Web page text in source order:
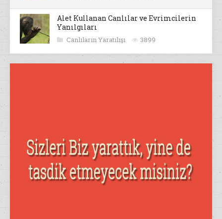
Alet Kullanan Canlılar ve Evrimcilerin
Yanılgıları
Canlıların Yaratılışı 3899